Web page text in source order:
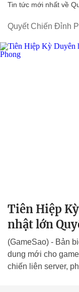
Tin tức mới nhất về
Quyết Chiến Đỉnh
Tiên Hiệp
nhật lớn
(GameSao) - Bản
dung mới cho
chiến liên server,